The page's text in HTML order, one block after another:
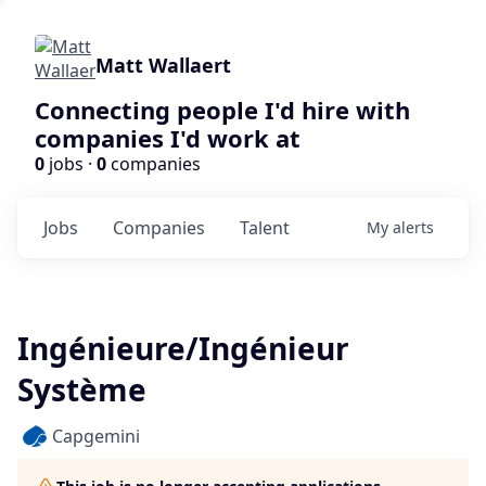
Matt Wallaert
Connecting people I'd hire with
companies I'd work at
0 jobs · 0companies
Jobs Companies Talent My alerts
Ingénieure/Ingénieur
Système
Capgemini